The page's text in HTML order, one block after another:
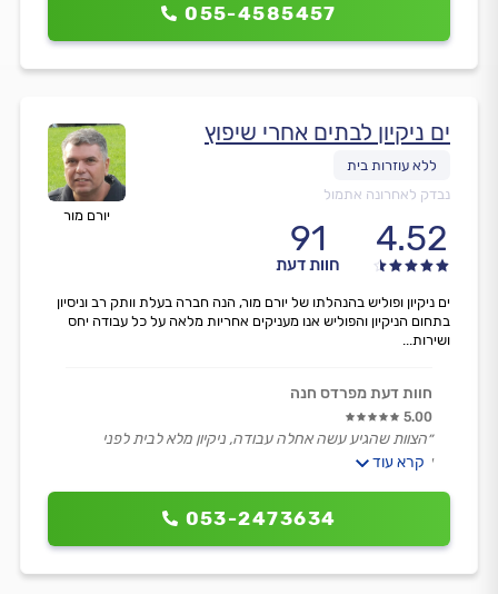
055-4585457
יורם מור
ים ניקיון לבתים אחרי שיפוץ
נבדק לאחרונה אתמול
4.52
91
חוות דעת
053-2473634
ים ניקיון ופוליש בהנהלתו של יורם מור, הנה חברה בעלת וותק רב וניסיון
בתחום הניקיון והפוליש אנו מעניקים אחריות מלאה על כל עבודה יחס
ושירות...
חוות דעת מפרדס חנה
5.00
״הצוות שהגיע עשה אחלה עבודה, ניקיון מלא לבית לפני
אכלוס.
נגבה תשלום שלא סוכם מראש על פוליש.״
קרא עוד